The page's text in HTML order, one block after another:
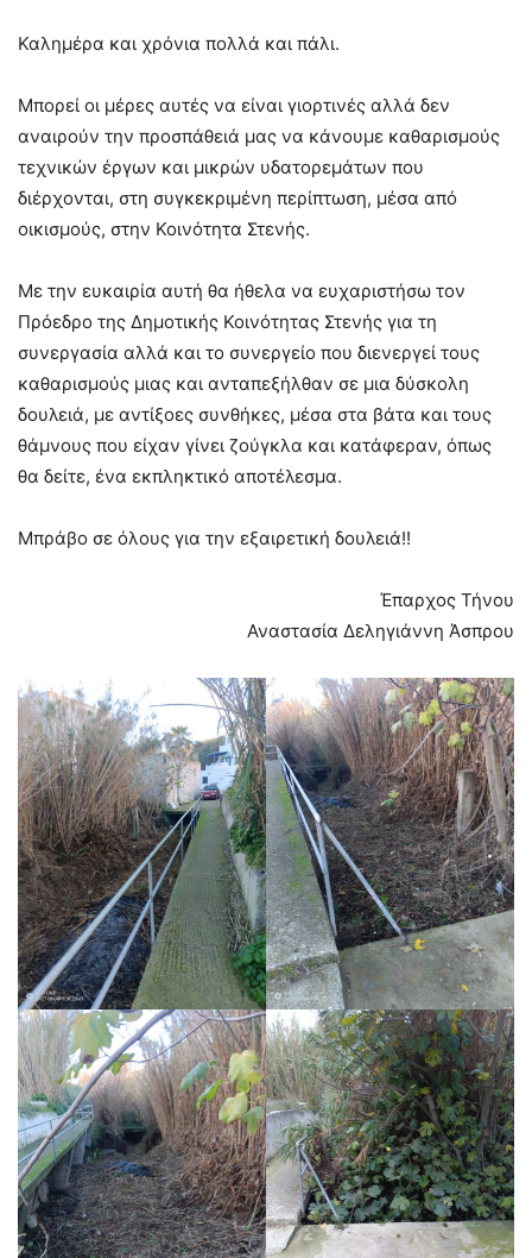
Καλημέρα και χρόνια πολλά και πάλι.
Μπορεί οι μέρες αυτές να είναι γιορτινές αλλά δεν
αναιρούν την προσπάθειά μας να κάνουμε καθαρισμούς
τεχνικών έργων και μικρών υδατορεμάτων που
διέρχονται, στη συγκεκριμένη περίπτωση, μέσα από
οικισμούς, στην Κοινότητα Στενής.
Με την ευκαιρία αυτή θα ήθελα να ευχαριστήσω τον
Πρόεδρο της Δημοτικής Κοινότητας Στενής για τη
συνεργασία αλλά και το συνεργείο που διενεργεί τους
καθαρισμούς μιας και ανταπεξήλθαν σε μια δύσκολη
δουλειά, με αντίξοες συνθήκες, μέσα στα βάτα και τους
θάμνους που είχαν γίνει ζούγκλα και κατάφεραν, όπως
θα δείτε, ένα εκπληκτικό αποτέλεσμα.
Μπράβο σε όλους για την εξαιρετική δουλειά!!
Έπαρχος Τήνου
Αναστασία Δεληγιάννη Άσπρου